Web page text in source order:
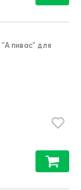
"А пивас" для